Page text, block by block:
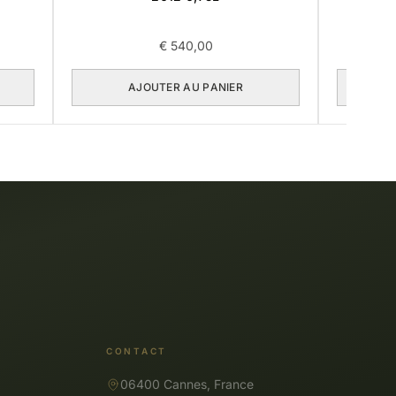
€540,00
AJOUTER AU PANIER
CONTACT
06400 Cannes, France